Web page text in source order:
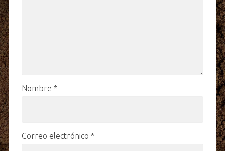
Nombre *
Correo electrónico *